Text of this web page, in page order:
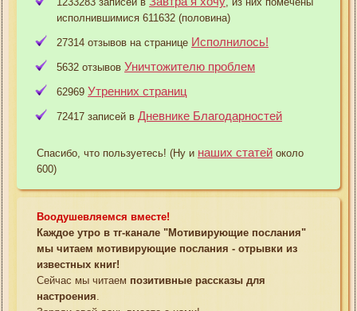
исполнившимися 611632 (половина)
27314 отзывов на странице Исполнилось!
5632 отзывов Уничтожителю проблем
62969 Утренних страниц
72417 записей в Дневнике Благодарностей
Спасибо, что пользуетесь! (Ну и наших статей около
600)
Воодушевляемся вместе!
Каждое утро в тг-канале "Мотивирующие послания"
мы читаем мотивирующие послания - отрывки из
известных книг!
Сейчас мы читаем позитивные рассказы для
настроения